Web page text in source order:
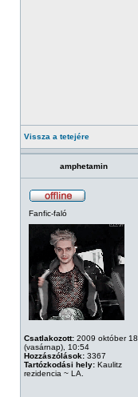
Vissza a tetejére
amphetamin
Fanfic-faló
Csatlakozott: 2009 október 18
(vasárnap), 10:54
Hozzászólások: 3367
Tartózkodási hely: Kaulitz
rezidencia ~ LA.